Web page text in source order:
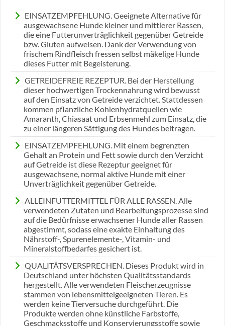
EINSATZEMPFEHLUNG. Geeignete Alternative für
ausgewachsene Hunde kleiner und mittlerer Rassen,
die eine Futterunverträglichkeit gegenüber Getreide
bzw. Gluten aufweisen. Dank der Verwendung von
frischem Rindfleisch fressen selbst mäkelige Hunde
dieses Futter mit Begeisterung.
GETREIDEFREIE REZEPTUR. Bei der Herstellung
dieser hochwertigen Trockennahrung wird bewusst
auf den Einsatz von Getreide verzichtet. Stattdessen
kommen pflanzliche Kohlenhydratquellen wie
Amaranth, Chiasaat und Erbsenmehl zum Einsatz, die
zu einer längeren Sättigung des Hundes beitragen.
EINSATZEMPFEHLUNG. Mit einem begrenzten
Gehalt an Protein und Fett sowie durch den Verzicht
auf Getreide ist diese Rezeptur geeignet für
ausgewachsene, normal aktive Hunde mit einer
Unverträglichkeit gegenüber Getreide.
ALLEINFUTTERMITTEL FÜR ALLE RASSEN. Alle
verwendeten Zutaten und Bearbeitungsprozesse sind
auf die Bedürfnisse erwachsener Hunde aller Rassen
abgestimmt, sodass eine exakte Einhaltung des
Nährstoff-, Spurenelemente-, Vitamin- und
Mineralstoffbedarfes gesichert ist.
QUALITÄTSVERSPRECHEN. Dieses Produkt wird in
Deutschland unter höchsten Qualitätsstandards
hergestellt. Alle verwendeten Fleischerzeugnisse
stammen von lebensmittelgeeigneten Tieren. Es
werden keine Tierversuche durchgeführt. Die
Produkte werden ohne künstliche Farbstoffe,
Geschmacksstoffe und Konservierungsstoffe sowie